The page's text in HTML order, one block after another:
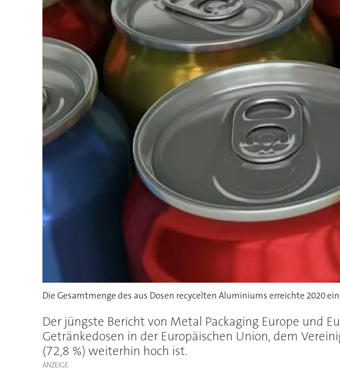
Die Gesamtmenge des aus Dosen recycelten Aluminiums erreichte 2020
Der jüngste Bericht von Metal Packaging Europe und
Getränkedosen in der Europäischen Union, dem
(72,8 %) weiterhin hoch ist.
ANZEIGE